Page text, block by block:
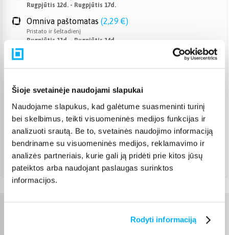
Šioje svetainėje naudojami slapukai
Naudojame slapukus, kad galėtume suasmeninti turinį
bei skelbimus, teikti visuomeninės medijos funkcijas ir
analizuoti srautą. Be to, svetainės naudojimo informaciją
bendriname su visuomeninės medijos, reklamavimo ir
analizės partneriais, kurie gali ją pridėti prie kitos jūsų
pateiktos arba naudojant paslaugas surinktos
informacijos.
Rodyti informaciją
Rugpjūtis 12d. - Rugpjūtis 17d.
Omniva paštomatas (2,29 €)
Pristato ir šeštadienį
Rugpjūtis 11d. - Rugpjūtis 14d.
Pristato ir šeštadienį
DPD kurjeris (3,99 €)
Rugpjūtis 12d. - Rugpjūtis 17d.
DPD paštomatas (3,99 €)
Pristato ir šeštadienį
Rugpjūtis 11d. - Rugpjūtis 14d.
Atsiėmimas Veiverių g. 171, Kaunas (1,99 €)
Rugpjūtis 12d. - Rugpjūtis 17d.